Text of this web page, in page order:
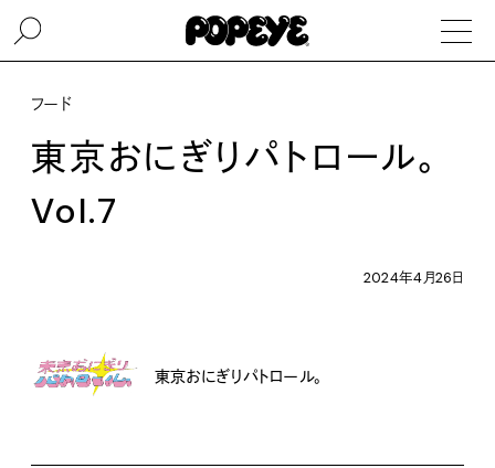
フード
東京おにぎりパトロール。
Vol.7
2024年4月26日
東京おにぎりパトロール。